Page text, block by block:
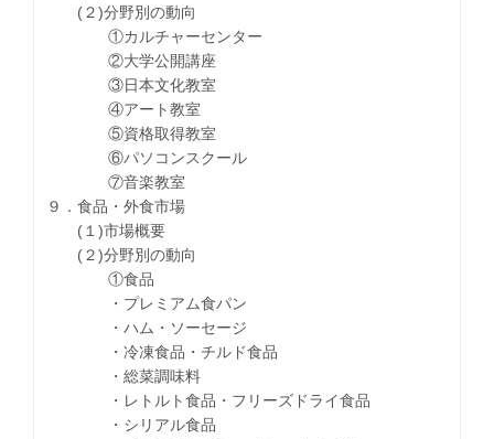
(２)分野別の動向
①カルチャーセンター
②大学公開講座
③日本文化教室
④アート教室
⑤資格取得教室
⑥パソコンスクール
⑦音楽教室
９．食品・外食市場
(１)市場概要
(２)分野別の動向
①食品
・プレミアム食パン
・ハム・ソーセージ
・冷凍食品・チルド食品
・総菜調味料
・レトルト食品・フリーズドライ食品
・シリアル食品